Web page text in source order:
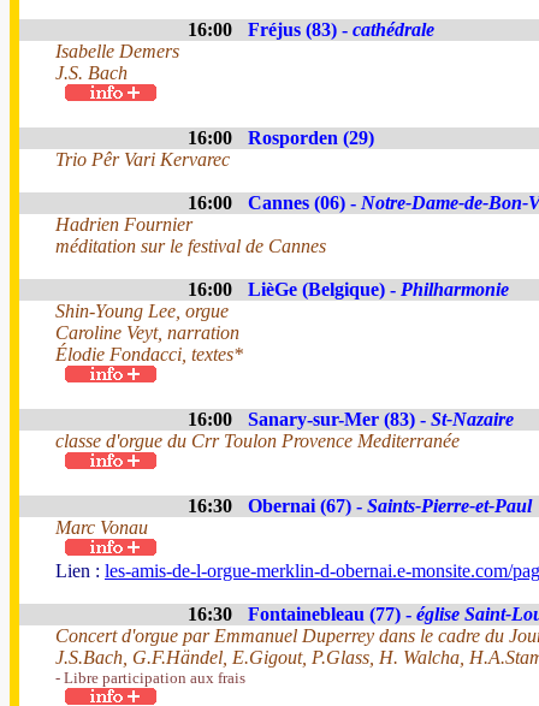
16:00 Fréjus (83) - cathédrale
Isabelle Demers
J.S. Bach
16:00
Rosporden (29)
Trio Pêr Vari Kervarec
16:00 Cannes (06) - Notre-Dame-de-Bon-
Hadrien Fournier
méditation sur le festival de Cannes
16:00 LièGe (Belgique) - Philharmonie
Shin-Young Lee, orgue
Caroline Veyt, narration
Élodie Fondacci, textes*
16:00 Sanary-sur-Mer (83) - St-Nazaire
classe d'orgue du Crr Toulon Provence Mediterranée
16:30 Obernai (67) - Saints-Pierre-et-Paul
Marc Vonau
Lien : les-amis-de-l-orgue-merklin-d-obernai.e-monsite.com/
16:30 Fontainebleau (77) - église Saint-
Concert d'orgue par Emmanuel Duperrey dans le cadre du
J.S.Bach, G.F.Händel, E.Gigout, P.Glass, H. Walcha,
- Libre participation aux frais